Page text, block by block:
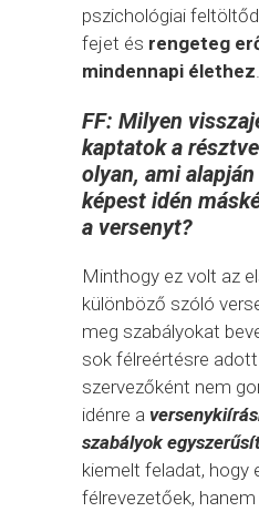
pszichológiai
fejet és rengeteg
mindennapi élethez
FF: Milyen
kaptatok a
olyan, ami
képest idén
a versenyt?
Minthogy ez volt az
különböző szóló
meg szabályokat
sok félreértésre
szervezőként nem
idénre a
szabályok
kiemelt feladat, hogy
félrevezetőek,